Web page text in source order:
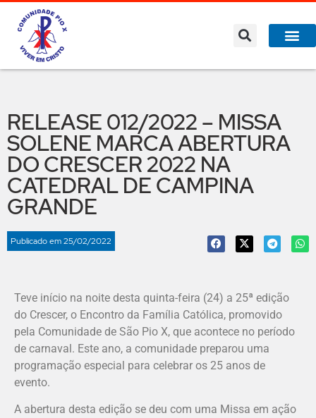
RELEASE 012/2022 – MISSA
SOLENE MARCA ABERTURA
DO CRESCER 2022 NA
CATEDRAL DE CAMPINA
GRANDE
Publicado em25/02/2022
Teve início na noite desta quinta-feira (24) a 25ª edição
do Crescer, o Encontro da Família Católica, promovido
pela Comunidade de São Pio X, que acontece no período
de carnaval. Este ano, a comunidade preparou uma
programação especial para celebrar os 25 anos de
evento.
A abertura desta edição se deu com uma Missa em ação